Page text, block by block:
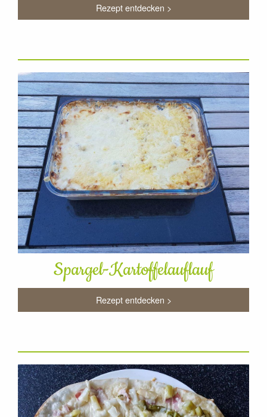
Rezept entdecken >
Spargel-Kartoffelauflauf
Rezept entdecken >